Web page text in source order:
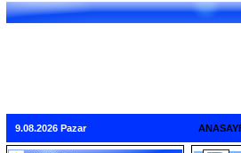
9.08.2026 Pazar